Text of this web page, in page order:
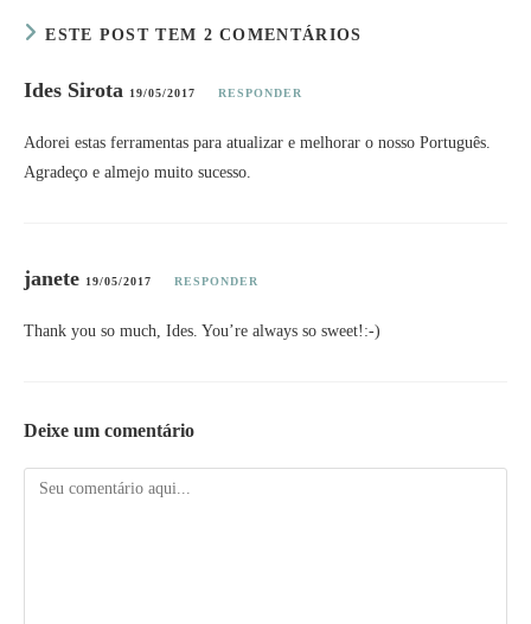
ESTE POST TEM 2 COMENTÁRIOS
Ides Sirota 19/05/2017 RESPONDER
Adorei estas ferramentas para atualizar e melhorar o nosso Português.
Agradeço e almejo muito sucesso.
janete 19/05/2017 RESPONDER
Thank you so much, Ides. You’re always so sweet!:-)
Deixe um comentário
Comentário